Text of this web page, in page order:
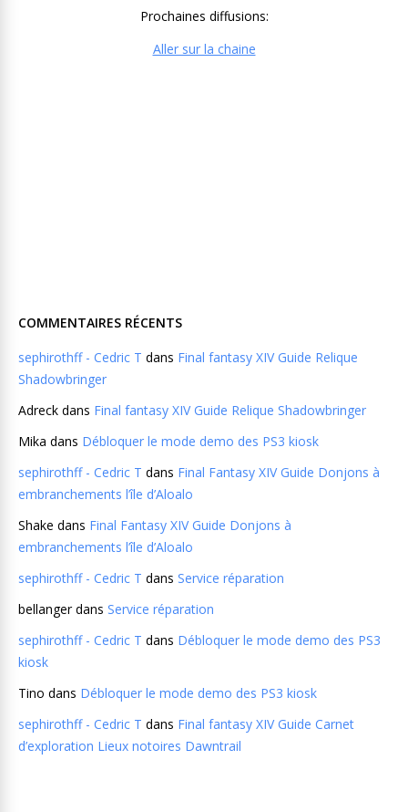
Prochaines diffusions:
Aller sur la chaine
COMMENTAIRES RÉCENTS
sephirothff - Cedric T dans Final fantasy XIV Guide Relique
Shadowbringer
Adreck dans Final fantasy XIV Guide Relique Shadowbringer
Mika dans Débloquer le mode demo des PS3 kiosk
sephirothff - Cedric T dans Final Fantasy XIV Guide Donjons à
embranchements l’île d’Aloalo
Shake dans Final Fantasy XIV Guide Donjons à
embranchements l’île d’Aloalo
sephirothff - Cedric T dans Service réparation
bellangerdans Service réparation
sephirothff - Cedric T dans Débloquer le mode demo des PS3
kiosk
Tino dans Débloquer le mode demo des PS3 kiosk
sephirothff - Cedric T dans Final fantasy XIV Guide Carnet
d’exploration Lieux notoires Dawntrail